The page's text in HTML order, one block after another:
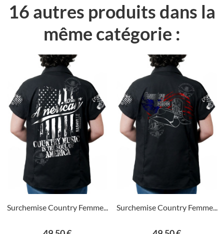
16 autres produits dans la
même catégorie :
Surchemise Country Femme... Surchemise Country Femme...